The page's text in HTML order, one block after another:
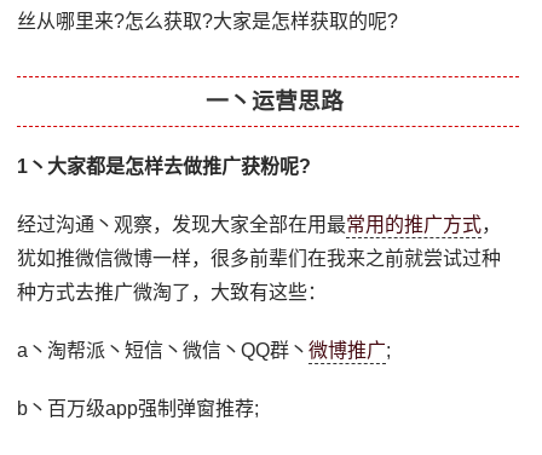
丝从哪里来?怎么获取?大家是怎样获取的呢?
一丶运营思路
1丶大家都是怎样去做推广获粉呢?
经过沟通丶观察，发现大家全部在用最常用的推广方式，
犹如推微信微博一样，很多前辈们在我来之前就尝试过种
种方式去推广微淘了，大致有这些：
a丶淘帮派丶短信丶微信丶QQ群丶微博推广;
b丶百万级app强制弹窗推荐;